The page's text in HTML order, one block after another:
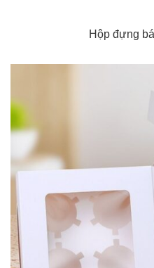
Hộp đựng